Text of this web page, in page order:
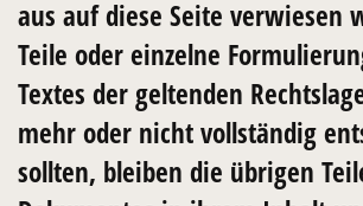
aus auf diese Seite verwiesen
Teile oder einzelne
Textes der geltenden
mehr oder nicht vollständig
sollten, bleiben die übrigen